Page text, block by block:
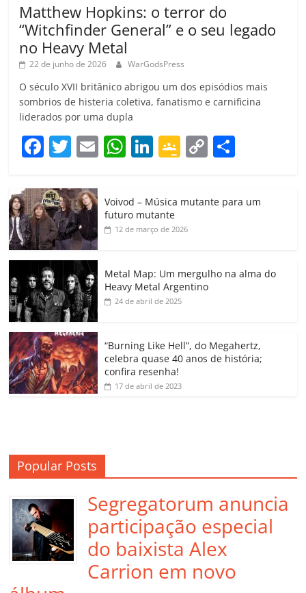
Matthew Hopkins: o terror do
“Witchfinder General” e o seu legado
no Heavy Metal
22 de junho de 2026 WarGodsPress
O século XVII britânico abrigou um dos episódios mais
sombrios de histeria coletiva, fanatismo e carnificina
liderados por uma dupla
F
c
e
b
o
o
k
T
itt
er
E
ai
W
at
s
A
p
Li
k
e
dI
G
gl
e
a
ss
o
m
C
y
k
p
h
Voivod – Música mutante para um
futuro mutante
12 de março de 2026
Metal Map: Um mergulho na alma do
Heavy Metal Argentino
24 de abril de 2025
“Burning Like Hell”, do Megahertz,
celebra quase 40 anos de história;
confira resenha!
17 de abril de 2023
Popular Posts
Segregatorum anuncia
participação especial
do baixista Alex
Carrion em novo